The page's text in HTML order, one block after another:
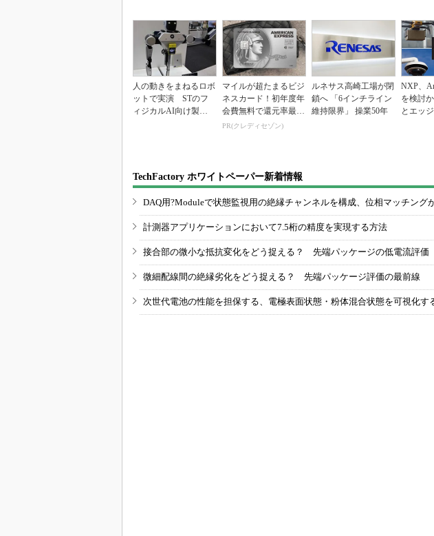
人の動きをまねるロボ
ットで実演 STのフ
ィジカルAI向け製品
マイルが超たまるビジ
ネスカード！初年度年
会費無料で還元率最大
1.125%
PR(クレディセゾン)
ルネサス高崎工場が閉
鎖へ 「6インチライン
維持限界」 操業50年
NXP、
を検討
とエッ
TechFactory ホワイトペーパー新着情報
DAQ用?Moduleで状態監視用の絶縁チャンネルを構成、位相マッチング
計測器アプリケーションにおいて7.5桁の精度を実現する方法
接合部の微小な抵抗変化をどう捉える？ 先端パッケージの低電流評価
微細配線間の絶縁劣化をどう捉える？ 先端パッケージ評価の最前線
次世代電池の性能を担保する、電極表面状態・粉体混合状態を可視化す